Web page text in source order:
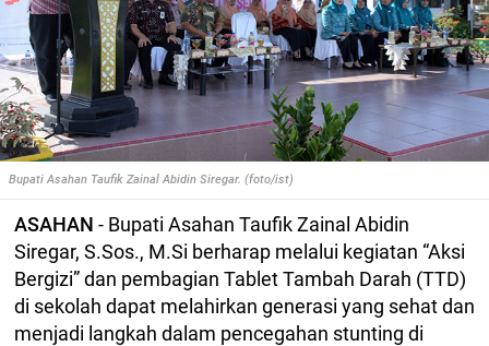
Bupati Asahan Taufik Zainal Abidin Siregar. (foto/ist)
ASAHAN - Bupati Asahan Taufik Zainal Abidin
Siregar, S.Sos., M.Si berharap melalui kegiatan “Aksi
Bergizi” dan pembagian Tablet Tambah Darah (TTD)
di sekolah dapat melahirkan generasi yang sehat dan
menjadi langkah dalam pencegahan stunting di